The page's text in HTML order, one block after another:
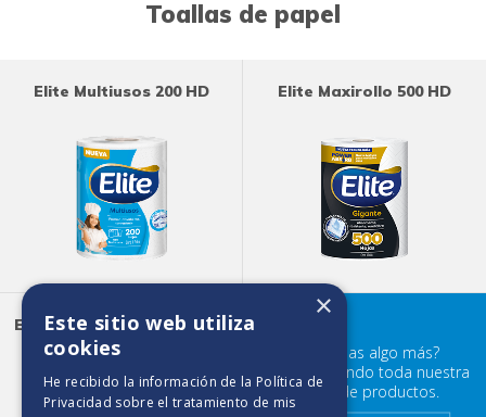
Toallas de papel
Elite Multiusos 200 HD Elite Maxirollo 500 HD
Elite Ultra Absorbente 180
HD
¿Buscabas algo más?
Prueba mirando toda nuestra
familia de productos.
×
Este sitio web utiliza
cookies
He recibido la información de la Política de
Privacidad sobre el tratamiento de mis